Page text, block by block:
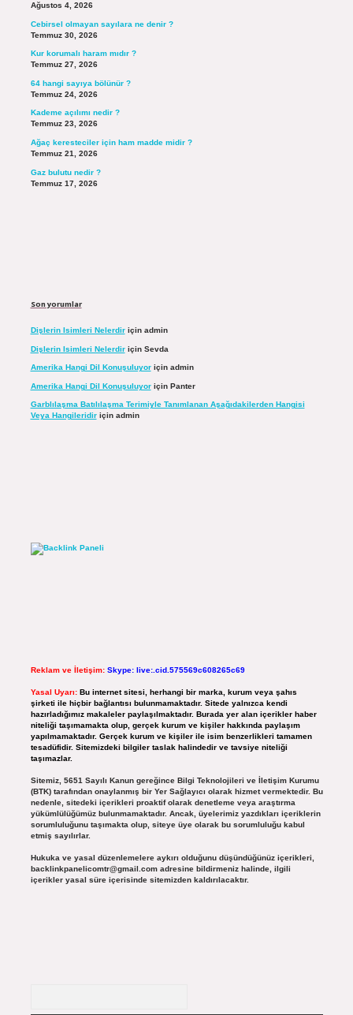
Ağustos 4, 2026
Cebirsel olmayan sayılara ne denir ?
Temmuz 30, 2026
Kur korumalı haram mıdır ?
Temmuz 27, 2026
64 hangi sayıya bölünür ?
Temmuz 24, 2026
Kademe açılımı nedir ?
Temmuz 23, 2026
Ağaç keresteciler için ham madde midir ?
Temmuz 21, 2026
Gaz bulutu nedir ?
Temmuz 17, 2026
Son yorumlar
Dişlerin Isimleri Nelerdiriçin admin
Dişlerin Isimleri Nelerdiriçin Sevda
Amerika Hangi Dil Konuşuluyoriçin admin
Amerika Hangi Dil Konuşuluyoriçin Panter
Garblılaşma Batılılaşma Terimiyle Tanımlanan Aşağıdakilerden Hangisi
Veya Hangileridiriçin admin
Reklam ve İletişim: Skype: live:.cid.575569c608265c69
Yasal Uyarı: Bu internet sitesi, herhangi bir marka, kurum veya şahıs
şirketi ile hiçbir bağlantısı bulunmamaktadır. Sitede yalnızca kendi
hazırladığımız makaleler paylaşılmaktadır. Burada yer alan içerikler haber
niteliği taşımamakta olup, gerçek kurum ve kişiler hakkında paylaşım
yapılmamaktadır. Gerçek kurum ve kişiler ile isim benzerlikleri tamamen
tesadüfidir. Sitemizdeki bilgiler taslak halindedir ve tavsiye niteliği
taşımazlar.
Sitemiz, 5651 Sayılı Kanun gereğince Bilgi Teknolojileri ve İletişim Kurumu
(BTK) tarafından onaylanmış bir Yer Sağlayıcı olarak hizmet vermektedir. Bu
nedenle, sitedeki içerikleri proaktif olarak denetleme veya araştırma
yükümlülüğümüz bulunmamaktadır. Ancak, üyelerimiz yazdıkları içeriklerin
sorumluluğunu taşımakta olup, siteye üye olarak bu sorumluluğu kabul
etmiş sayılırlar.
Hukuka ve yasal düzenlemelere aykırı olduğunu düşündüğünüz içerikleri,
backlinkpanelicomtr@gmail.comadresine bildirmeniz halinde, ilgili
içerikler yasal süre içerisinde sitemizden kaldırılacaktır.